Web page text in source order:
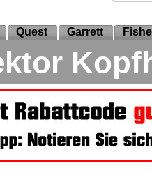
Quest Garrett